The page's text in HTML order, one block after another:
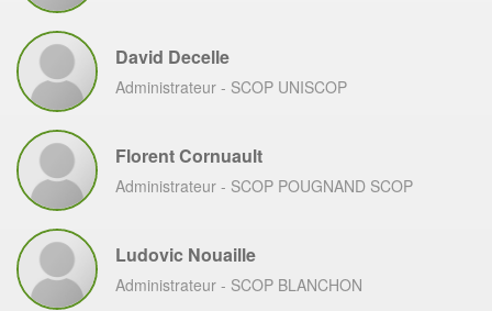
David Decelle
Administrateur - SCOP UNISCOP
Florent Cornuault
Administrateur - SCOP POUGNAND SCOP
Ludovic Nouaille
Administrateur - SCOP BLANCHON